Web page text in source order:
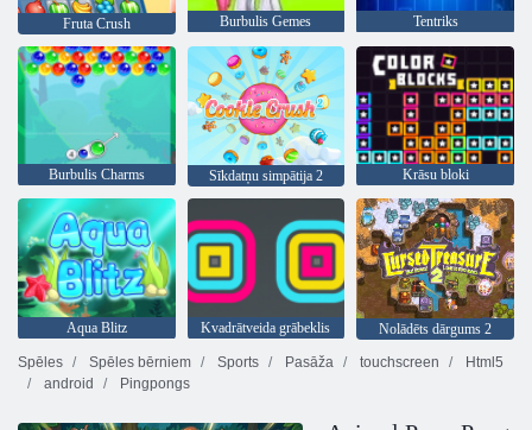
Fruta Crush Burbulis Gemes Tentriks
Burbulis Charms Sīkdatņu simpātija 2 Krāsu bloki
Aqua Blitz Kvadrātveida grābeklis
Nolādēts dārgums 2
Spēles
Spēles bērniem Sports Pasāža touchscreen
Html5
android
Pingpongs